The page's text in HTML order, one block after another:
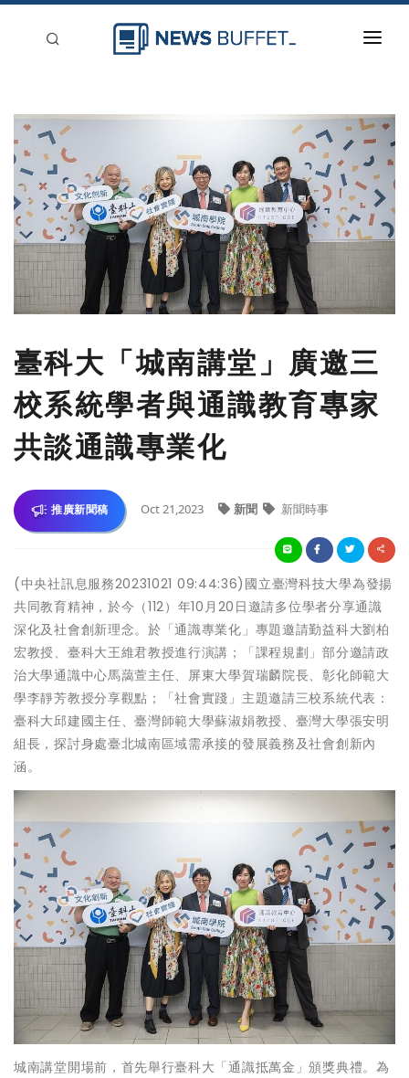
新聞稿分類
登入
刊登
臺科大「城南講堂」廣邀三
校系統學者與通識教育專家
共談通識專業化
推廣新聞稿 Oct 21,2023 新聞 新聞時事
(中央社訊息服務20231021 09:44:36)國立臺灣科技大學為發揚
共同教育精神，於今（112）年10月20日邀請多位學者分享通識
深化及社會創新理念。於「通識專業化」專題邀請勤益科大劉柏
宏教授、臺科大王維君教授進行演講；「課程規劃」部分邀請政
治大學通識中心馬藹萱主任、屏東大學賀瑞麟院長、彰化師範大
學李靜芳教授分享觀點；「社會實踐」主題邀請三校系統代表：
臺科大邱建國主任、臺灣師範大學蘇淑娟教授、臺灣大學張安明
組長，探討身處臺北城南區域需承接的發展義務及社會創新內
涵。
城南講堂開場前，首先舉行臺科大「通識抵萬金」頒獎典禮。為